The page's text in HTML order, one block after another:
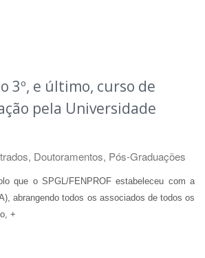
3º, e último, curso de
pela Universidade
Doutoramentos, Pós-Graduações
que o SPGL/FENPROF estabeleceu com a
abrangendo todos os associados de todos os
+